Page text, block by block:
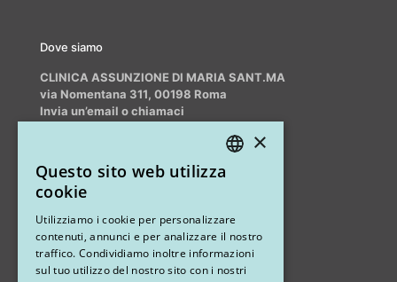
Dove siamo
CLINICA ASSUNZIONE DI MARIA SANT.MA
via Nomentana 311, 00198 Roma
Invia un’email o chiamaci
Altri studi
STUDIO MARIANETTI MED
via Sandro Pertini 26, 67051 Avezzano (AQ)
×
Questo sito web utilizza
cookie
Utilizziamo i cookie per personalizzare
contenuti, annunci e per analizzare il nostro
traffico. Condividiamo inoltre informazioni
sul tuo utilizzo del nostro sito con i nostri